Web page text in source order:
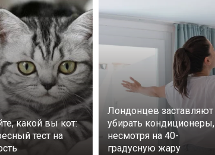
какой вы кот:
тест на
Лондонцев заставляют
убирать кондиционеры,
несмотря на 40-
градусную жару